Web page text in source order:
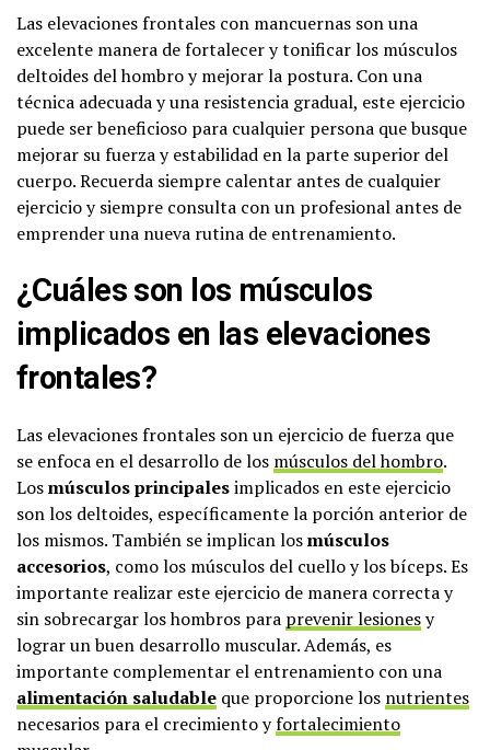
Las elevaciones frontales con mancuernas son una
excelente manera de fortalecer y tonificar los músculos
deltoides del hombro y mejorar la postura. Con una
técnica adecuada y una resistencia gradual, este ejercicio
puede ser beneficioso para cualquier persona que busque
mejorar su fuerza y estabilidad en la parte superior del
cuerpo. Recuerda siempre calentar antes de cualquier
ejercicio y siempre consulta con un profesional antes de
emprender una nueva rutina de entrenamiento.
¿Cuáles son los músculos
implicados en las elevaciones
frontales?
Las elevaciones frontales son un ejercicio de fuerza que
se enfoca en el desarrollo de los músculos del hombro.
Losmúsculos principalesimplicados en este ejercicio
son los deltoides, específicamente la porción anterior de
los mismos. También se implican losmúsculos
accesorios, como los músculos del cuello y los bíceps. Es
importante realizar este ejercicio de manera correcta y
sin sobrecargar los hombros para prevenir lesionesy
lograr un buen desarrollo muscular. Además, es
importante complementar el entrenamiento con una
alimentación saludable que proporcione los nutrientes
necesarios para el crecimiento yfortalecimiento